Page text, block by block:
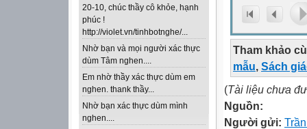
20-10, chúc thầy cô khỏe, hạnh
phúc !
http://violet.vn/tinhbotnghe/...
Nhờ bạn và mọi người xác thực
dùm Tâm nghen....
Em nhờ thầy xác thực dùm em
nghen. thank thầy...
Nhờ bạn xác thực dùm mình
nghen....
Tham khảo
mẫu, Sách
(Tài liệu chưa
Nguồn:
Người gửi: